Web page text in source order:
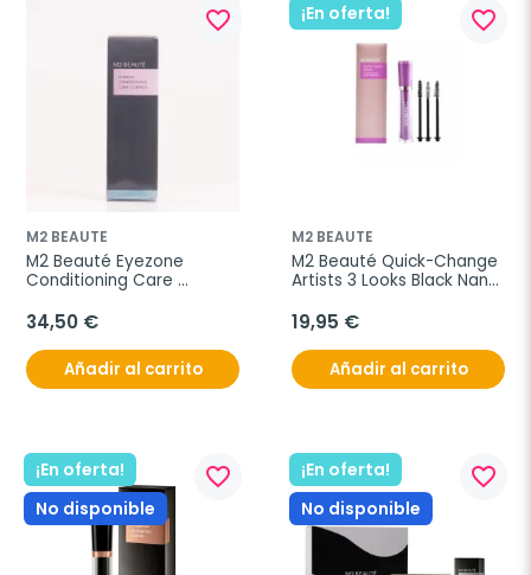
favorite_border
M2 BEAUTE
M2 Beauté Eyezone
Conditioning Care
34,50 €
Añadir al carrito
¡En oferta! favorite_border
M2 BEAUTE
M2 Beauté Quick-Change
Artists 3 Looks Black Nano
19,95 €
Añadir al carrito
¡En oferta!
No disponible
favorite_border
¡En oferta!
No disponible
favorite_border